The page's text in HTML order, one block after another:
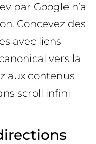
par Google n’a
Concevez des
avec liens
vers la
aux contenus
scroll infini